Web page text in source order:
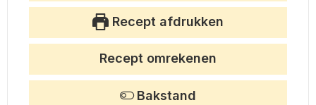
Recept afdrukken
Recept omrekenen
Bakstand